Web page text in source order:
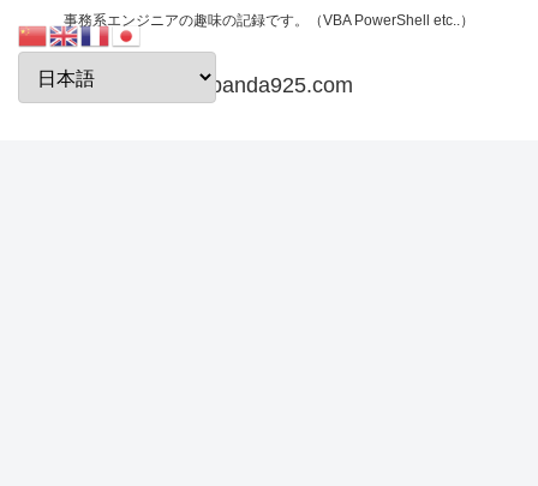
事務系エンジニアの趣味の記録です。（VBA PowerShell etc..）
papanda925.com